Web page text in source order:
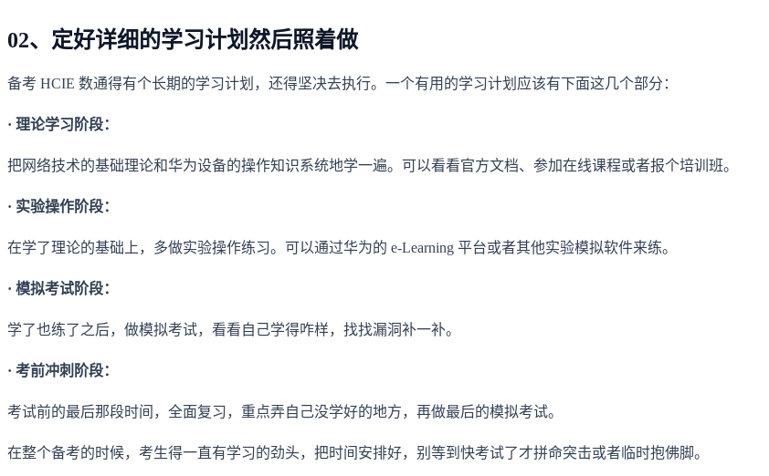
02、定好详细的学习计划然后照着做
备考 HCIE 数通得有个长期的学习计划，还得坚决去执行。一个有用的学习计划应该有下面这几个部分：
· 理论学习阶段：
把网络技术的基础理论和华为设备的操作知识系统地学一遍。可以看看官方文档、参加在线课程或者报个培训班。
· 实验操作阶段：
在学了理论的基础上，多做实验操作练习。可以通过华为的 e-Learning 平台或者其他实验模拟软件来练。
· 模拟考试阶段：
学了也练了之后，做模拟考试，看看自己学得咋样，找找漏洞补一补。
· 考前冲刺阶段：
考试前的最后那段时间，全面复习，重点弄自己没学好的地方，再做最后的模拟考试。
在整个备考的时候，考生得一直有学习的劲头，把时间安排好，别等到快考试了才拼命突击或者临时抱佛脚。